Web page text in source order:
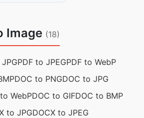
Image (18)
PDF to JPEGPDF to WebP
DOC to PNGDOC to JPG
WebPDOC to GIFDOC to BMP
to JPGDOCX to JPEG